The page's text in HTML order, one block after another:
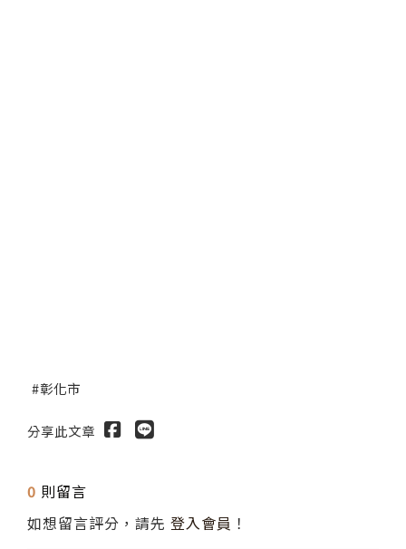
彰化市
分享此文章
0 則留言
如想留言評分，請先 登入會員 ！